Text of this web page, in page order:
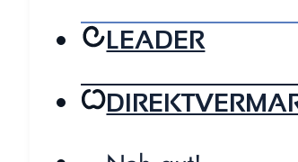
LEADER